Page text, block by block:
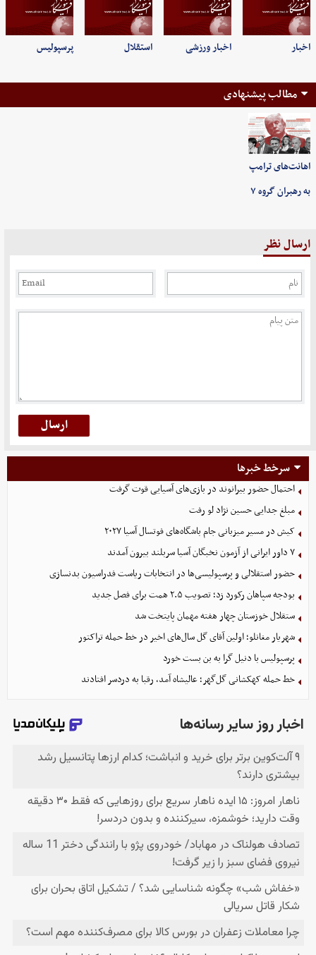
اخبار اخبار ورزشی استقلال پرسپولیس
مطالب پیشنهادی
اهانت‌های ترامپ
به رهبران گروه ۷
ارسال نظر
سرخط خبرها
احتمال حضور بیرانوند در بازی‌های آسیایی قوت گرفت
مبلغ جدایی حسین نژاد لو رفت
کیش در مسیر میزبانی جام باشگاه‌های فوتسال آسیا ۲۰۲۷
۷ داور ایرانی از آزمون نخبگان آسیا سربلند بیرون آمدند
حضور استقلالی و پرسپولیسی‌ها در انتخابات ریاست فدراسیون بدنسازی
بودجه سپاهان رکورد زد؛ تصویب ۲.۵ همت برای فصل جدید
ستقلال خوزستان چهار هفته مهمان پایتخت شد
شهریار مغانلو؛ اولین آقای گل سال‌های اخیر در خط حمله تراکتور
پرسپولیس با دنیل گرا به بن بست خورد
خط حمله کهکشانی گل‌گهر؛ عالیشاه آمد، رقبا به دردسر افتادند